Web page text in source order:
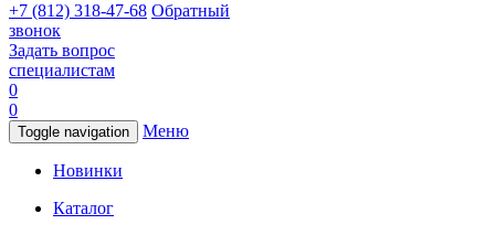
+7 (812) 318-47-68 Обратный
звонок
Задать вопрос
специалистам
0
0
Toggle navigation Меню
Новинки
Каталог